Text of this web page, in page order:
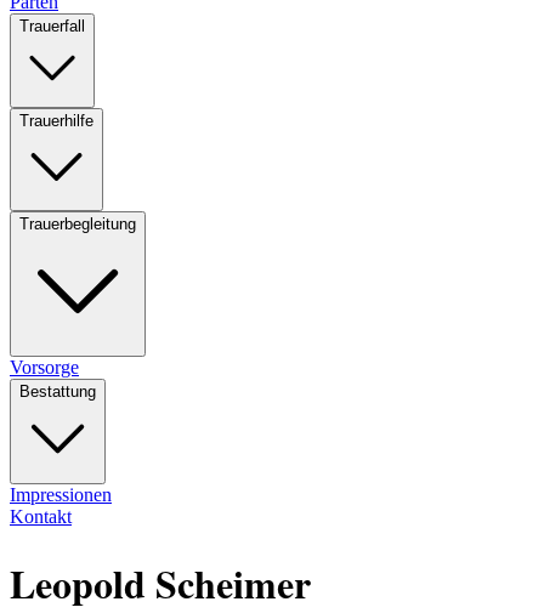
Trauerfall
Trauerhilfe
Trauerbegleitung
Vorsorge
Bestattung
Impressionen
Kontakt
Leopold Scheimer